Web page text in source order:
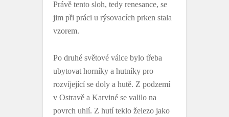
Právě tento sloh, tedy renesance, se
jim při práci u rýsovacích prken stala
vzorem.
Po druhé světové válce bylo třeba
ubytovat horníky a hutníky pro
rozvíjející se doly a hutě. Z podzemí
v Ostravě a Karviné se valilo na
povrch uhlí. Z hutí teklo železo jako